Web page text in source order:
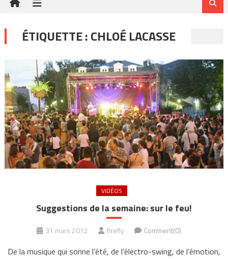
ÉTIQUETTE :CHLOÉ LACASSE
VIDÉOS
Suggestions de la semaine: sur le feu!
31 mars 2012 firefly Comment(0)
De la musique qui sonne l’été, de l’électro-swing, de l’émotion,